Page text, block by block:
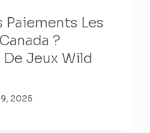
Paiements Les
?
Jeux Wild
2025